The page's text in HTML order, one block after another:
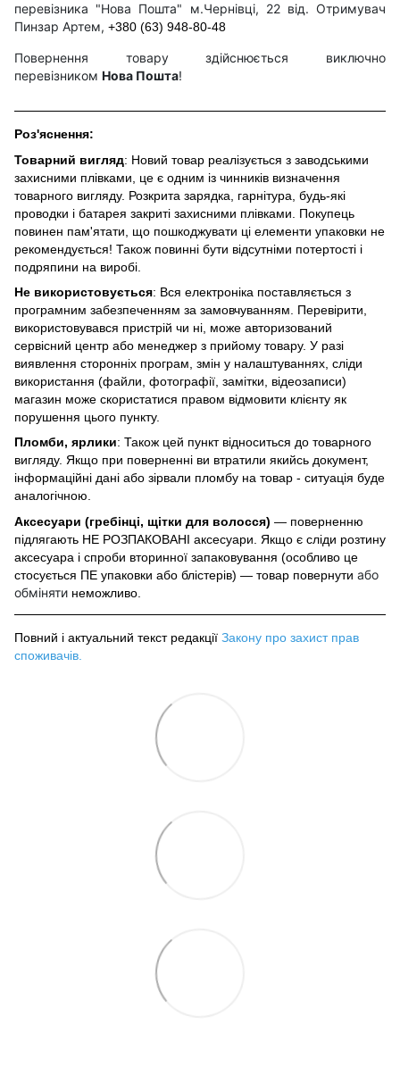
перевізника "Нова Пошта" м.Чернівці, 22 від. Отримувач
Пинзар Артем, +380 (63) 948-80-48
Повернення товару здійснюється виключно
перевізником Нова Пошта!
Роз'яснення:
Товарний вигляд: Новий товар реалізується з заводськими
захисними плівками, це є одним із чинників визначення
товарного вигляду. Розкрита зарядка, гарнітура, будь-які
проводки і батарея закриті захисними плівками. Покупець
повинен пам'ятати, що пошкоджувати ці елементи упаковки не
рекомендується! Також повинні бути відсутніми потертості і
подряпини на виробі.
Не використовується: Вся електроніка поставляється з
програмним забезпеченням за замовчуванням. Перевірити,
використовувався пристрій чи ні, може авторизований
сервісний центр або менеджер з прийому товару. У разі
виявлення сторонніх програм, змін у налаштуваннях, сліди
використання (файли, фотографії, замітки, відеозаписи)
магазин може скористатися правом відмовити клієнту як
порушення цього пункту.
Пломби, ярлики: Також цей пункт відноситься до товарного
вигляду. Якщо при поверненні ви втратили якийсь документ,
інформаційні дані або зірвали пломбу на товар - ситуація буде
аналогічною.
Аксесуари (гребінці, щітки для волосся) — поверненню
підлягають НЕ РОЗПАКОВАНІ аксесуари. Якщо є сліди розтину
аксесуара і спроби вторинної запаковування (особливо це
стосується ПЕ упаковки або блістерів) — товар повернути або
обміняти неможливо.
Повний і актуальний текст редакції Закону про захист прав
споживачів